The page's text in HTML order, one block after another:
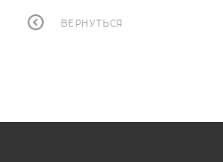
ВЕРНУТЬСЯ